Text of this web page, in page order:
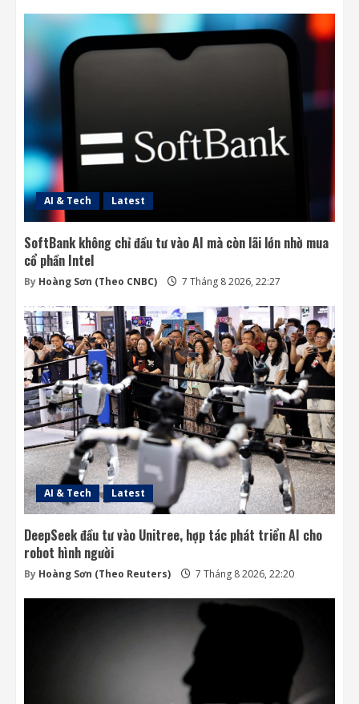
SpaceX và Tesla đầu tư 16,8 tỷ USD xây
nhà máy chip AI tại Texas
4
Ba công ty điển hình phát triển công nghệ
trồng cây trên Mặt Trăng
7 Tháng 8 2026, 12:00
AI & Tech Latest
SoftBank không chỉ đầu tư vào AI mà còn lãi lớn nhờ mua
cổ phần Intel
By Hoàng Sơn (Theo CNBC) 7 Tháng 8 2026, 22:27
AI & Tech Latest
DeepSeek đầu tư vào Unitree, hợp tác phát triển AI cho
robot hình người
By Hoàng Sơn (Theo Reuters) 7 Tháng 8 2026, 22:20